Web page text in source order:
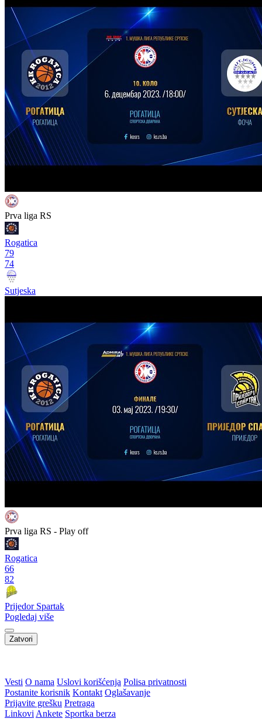
Prva liga RS
Rogatica
79
74
Sutjeska
Prva liga RS - Play off
Rogatica
66
82
Prijedor Spartak
Pogledaj više
Zatvori
Vesti O nama Uslovi korišćenja Polisa privatnosti
Postanite korisnik Kontakt Oglašavanje
Prijavite grešku Pretraga
Linkovi Ankete Sportka berza